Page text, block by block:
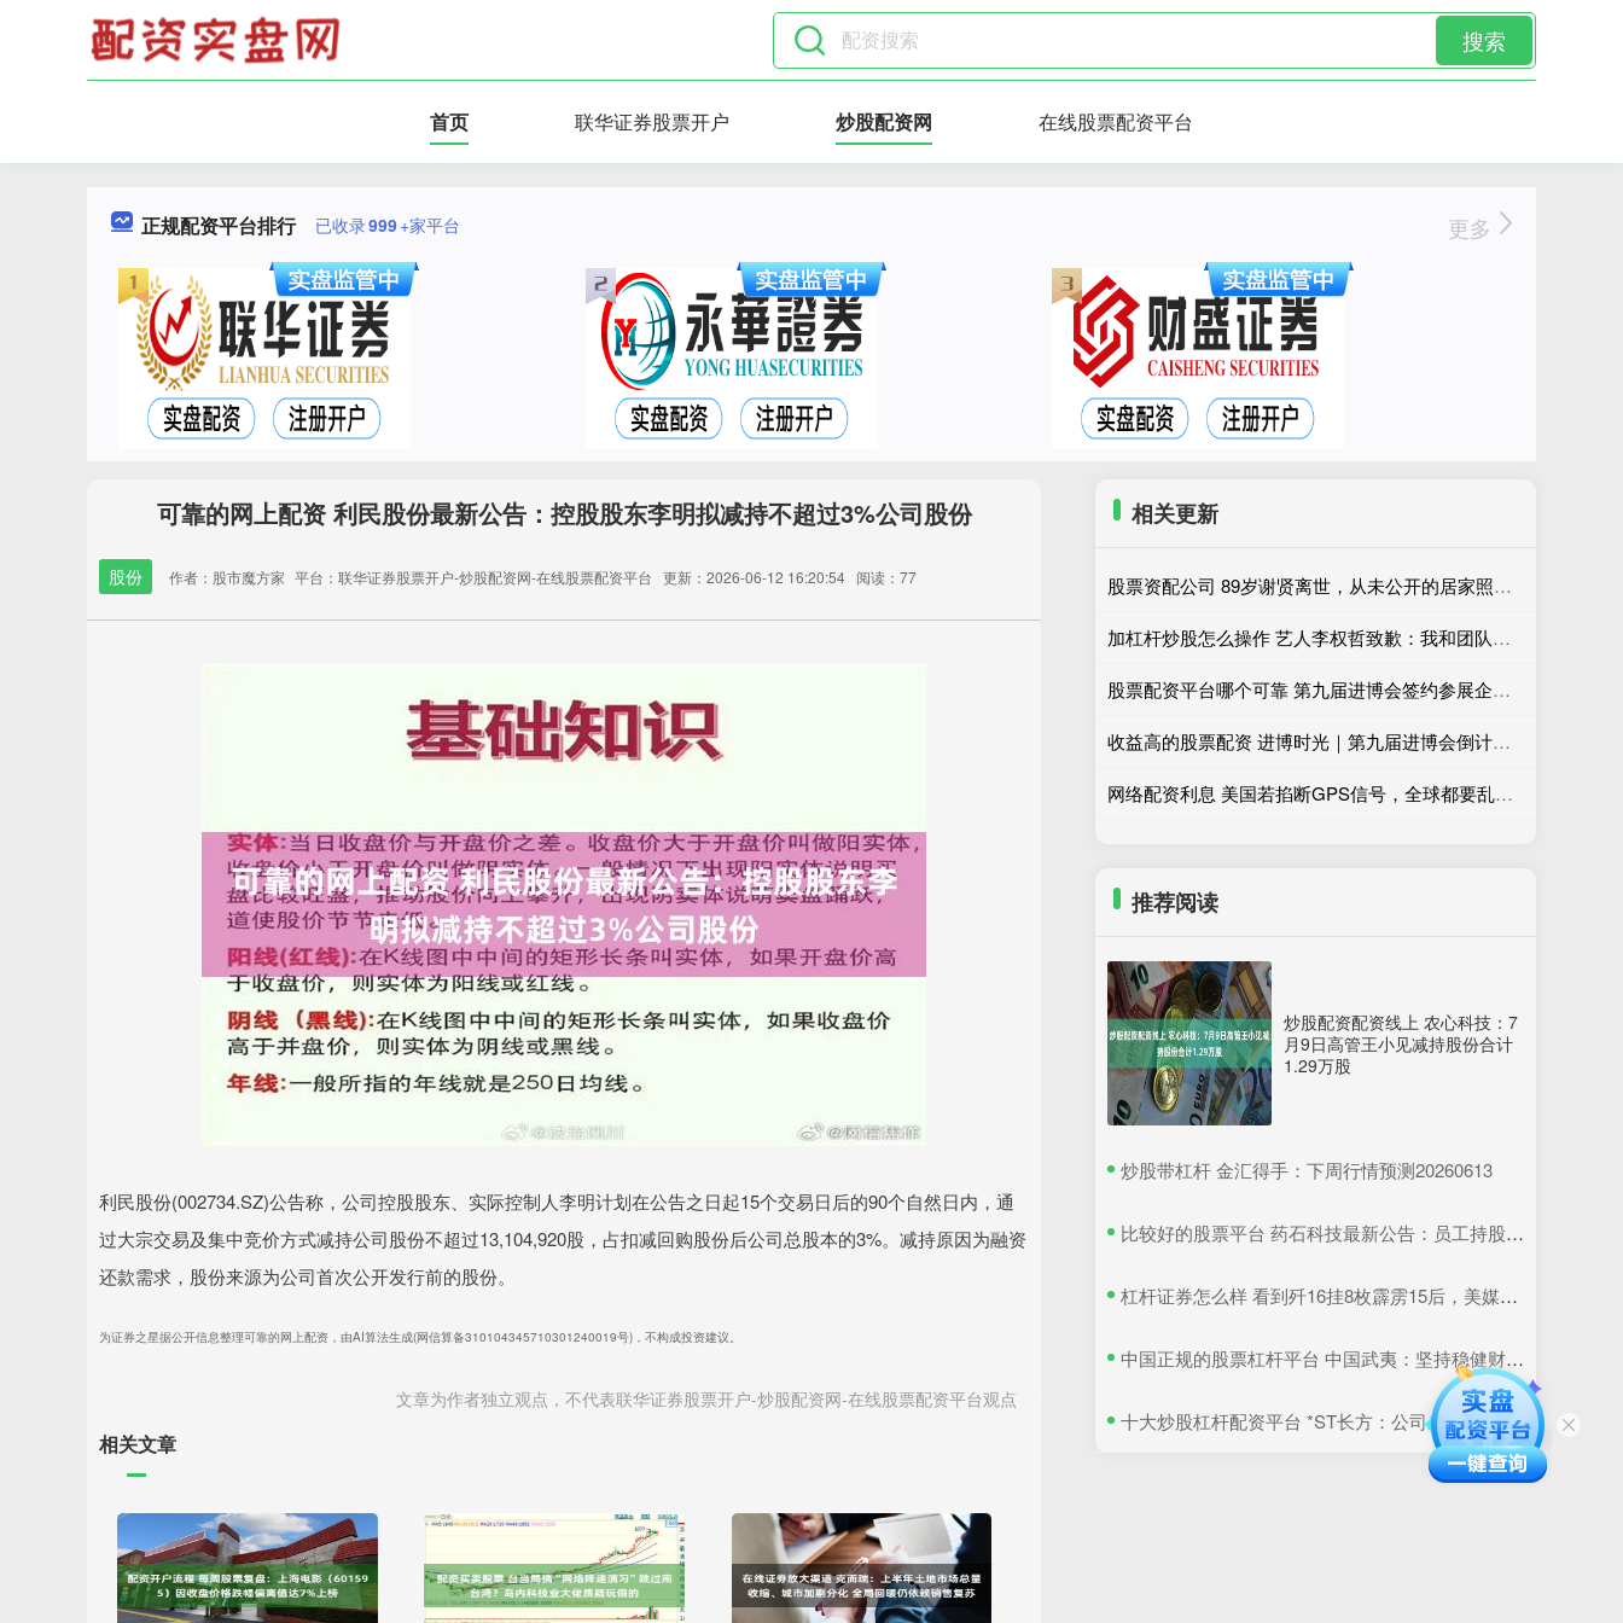
搜索
首页 联华证券股票开户 炒股配资网 在线股票配资平台
正规配资平台排行 已收录999+家平台 更多
可靠的网上配资 利民股份最新公告：控股股东李明拟减持不超过3%公司股份
股份 作者：股市魔方家 平台：联华证券股票开户-炒股配资网-在线股票配资平台 更新：2026-06-12 16:20:54 阅读：77
利民股份(002734.SZ)公告称，公司控股股东、实际控制人李明计划在公告之日起15个交易日后的90个自然日内，通
过大宗交易及集中竞价方式减持公司股份不超过13,104,920股，占扣减回购股份后公司总股本的3%。减持原因为融资
还款需求，股份来源为公司首次公开发行前的股份。
为证券之星据公开信息整理可靠的网上配资，由AI算法生成(网信算备310104345710301240019号)，不构成投资建议。
文章为作者独立观点，不代表联华证券股票开户-炒股配资网-在线股票配资平台观点
相关文章
相关更新
股票资配公司 89岁谢贤离世，从未公开的居家照流出，摘掉墨镜那一刻，全网沉默了！
加杠杆炒股怎么操作 艺人李权哲致歉：我和团队没有仔细核实座位信息，也没有亲自确认，存在严重疏漏
股票配资平台哪个可靠 第九届进博会签约参展企业已同比增100多家，发达经济体仍是主力
收益高的股票配资 进博时光｜第九届进博会倒计时100天，美敦力多款智能医疗首展产品亮相
网络配资利息 美国若掐断GPS信号，全球都要乱套？专家：仅有2国能保持清醒
推荐阅读
炒股配资配资线上 农心科技：7
月9日高管王小见减持股份合计
1.29万股
​炒股带杠杆 金汇得手：下周行情预测20260613
​比较好的股票平台 药石科技最新公告：员工持股平台拟减持不超2.72%公司股份
​杠杆证券怎么样 看到歼16挂8枚霹雳15后，美媒直称太野兽，但这还不是最强挂载
​中国正规的股票杠杆平台 中国武夷：坚持稳健财务策略优化融资结构
​十大炒股杠杆配资平台 *ST长方：公司未收到前五大股东和管理层关于增持公司股份的相关计划